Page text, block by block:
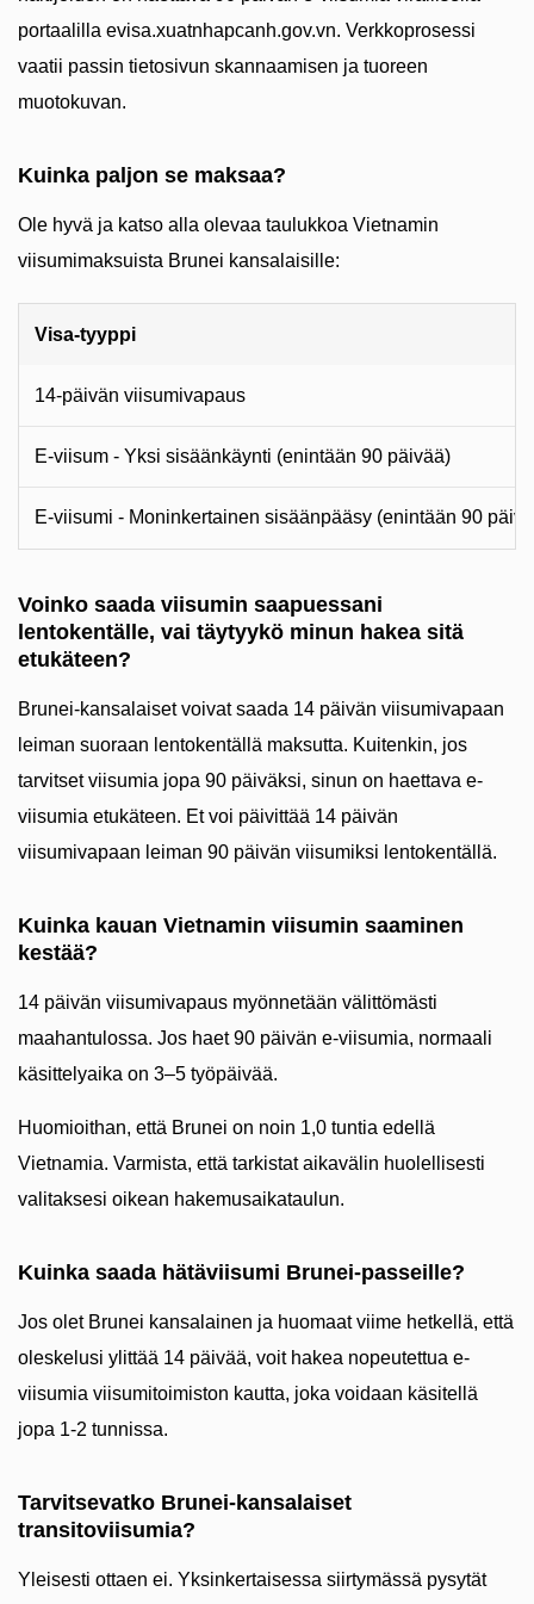
portaalilla evisa.xuatnhapcanh.gov.vn. Verkkoprosessi
vaatii passin tietosivun skannaamisen ja tuoreen
muotokuvan.
Kuinka paljon se maksaa?
Ole hyvä ja katso alla olevaa taulukkoa Vietnamin
viisumimaksuista Brunei kansalaisille:
Visa-tyyppi
14-päivän viisumivapaus
E-viisum - Yksi sisäänkäynti (enintään 90 päivää)
E-viisumi - Moninkertainen sisäänpääsy (enintään 90
Voinko saada viisumin saapuessani
lentokentälle, vai täytyykö minun hakea sitä
etukäteen?
Brunei-kansalaiset voivat saada 14 päivän viisumivapaan
leiman suoraan lentokentällä maksutta. Kuitenkin, jos
tarvitset viisumia jopa 90 päiväksi, sinun on haettava e-
viisumia etukäteen. Et voi päivittää 14 päivän
viisumivapaan leiman 90 päivän viisumiksi lentokentällä.
Kuinka kauan Vietnamin viisumin saaminen
kestää?
14 päivän viisumivapaus myönnetään välittömästi
maahantulossa. Jos haet 90 päivän e-viisumia, normaali
käsittelyaika on 3–5 työpäivää.
Huomioithan, että Brunei on noin 1,0 tuntia edellä
Vietnamia. Varmista, että tarkistat aikavälin huolellisesti
valitaksesi oikean hakemusaikataulun.
Kuinka saada hätäviisumi Brunei-passeille?
Jos olet Brunei kansalainen ja huomaat viime hetkellä, että
oleskelusi ylittää 14 päivää, voit hakea nopeutettua e-
viisumia viisumitoimiston kautta, joka voidaan käsitellä
jopa 1-2 tunnissa.
Tarvitsevatko Brunei-kansalaiset
transitoviisumia?
Yleisesti ottaen ei. Yksinkertaisessa siirtymässä pysytät